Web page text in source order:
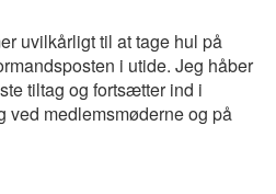
uvilkårligt til at tage hul på
i utide. Jeg håber
tiltag og fortsætter ind i
medlemsmøderne og på